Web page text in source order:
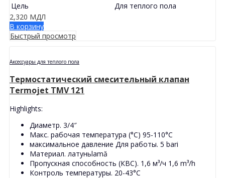
Цель
Для теплого пола
2,320 МДЛ
В корзину
Быстрый просмотр
Аксессуары для теплого пола
Термостатический смесительный клапан
Termojet TMV 121
Highlights:
Диаметр. 3/4″
Макс. рабочая температура (°С) 95-110°C
максимальное давление Для работы. 5 bari
Материал. латуньlamă
Пропускная способность (КВС). 1,6 м³/ч 1,6 m³/h
Контроль температуры. 20-43°C